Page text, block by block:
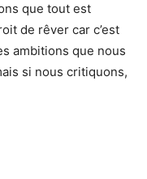
que tout est
de rêver car c’est
ambitions que nous
si nous critiquons,